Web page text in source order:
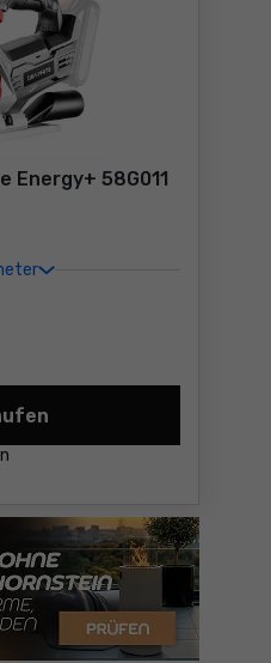
Energy+ 58G011
Stichsäge Graphite